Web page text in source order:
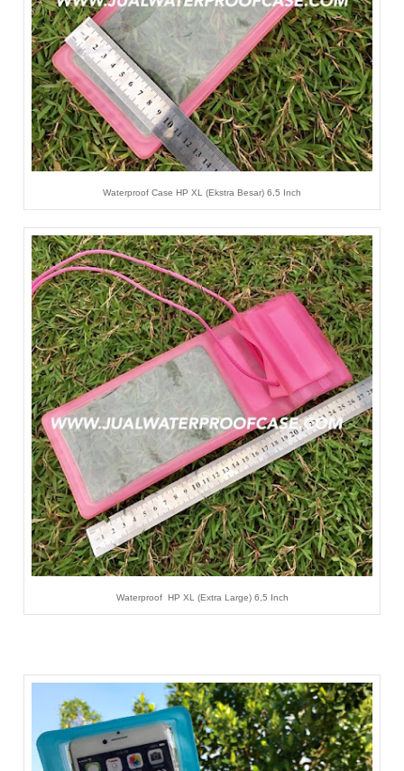
Waterproof Case HP XL (Ekstra Besar) 6,5 Inch
Waterproof HP XL (Extra Large) 6,5 Inch